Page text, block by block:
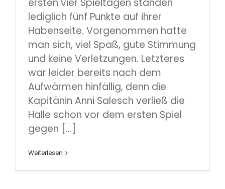
lediglich fünf Punkte auf ihrer
Habenseite. Vorgenommen hatte
man sich, viel Spaß, gute Stimmung
und keine Verletzungen. Letzteres
war leider bereits nach dem
Aufwärmen hinfällig, denn die
Kapitänin Anni Salesch verließ die
Halle schon vor dem ersten Spiel
gegen [...]
Weiterlesen